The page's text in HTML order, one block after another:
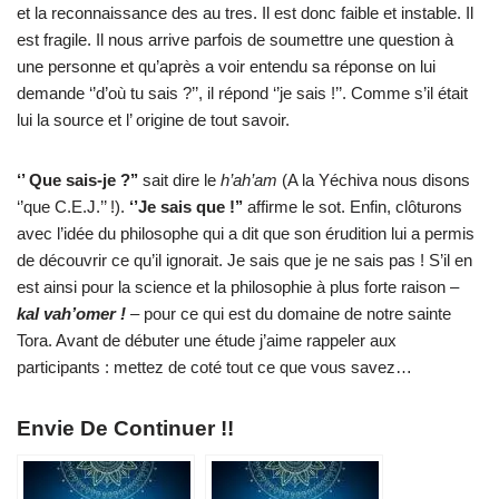
et la reconnaissance des au tres. Il est donc faible et instable. Il
est fragile. Il nous arrive parfois de soumettre une question à
une personne et qu’après a voir entendu sa réponse on lui
demande ‘’d’où tu sais ?’’, il répond ‘’je sais !’’. Comme s’il était
lui la source et l’ origine de tout savoir.
‘’Que sais-je ?’’ sait dire le h’ah’am (A la Yéchiva nous disons
‘’que C.E.J.’’ !). ‘’Je sais que !’’ affirme le sot. Enfin, clôturons
avec l’idée du philosophe qui a dit que son érudition lui a permis
de découvrir ce qu’il ignorait. Je sais que je ne sais pas ! S’il en
est ainsi pour la science et la philosophie à plus forte raison –
kal vah’omer ! – pour ce qui est du domaine de notre sainte
Tora. Avant de débuter une étude j’aime rappeler aux
participants : mettez de coté tout ce que vous savez…
Envie De Continuer !!